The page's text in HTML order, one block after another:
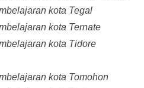
kota Tegal
kota Ternate
kota Tidore
kota Tomohon